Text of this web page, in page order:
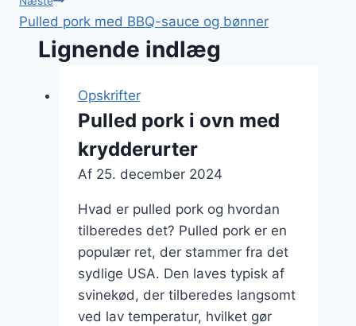
Pulled pork med BBQ-sauce og bønner
Lignende indlæg
Opskrifter
Pulled pork i ovn med
krydderurter
Af 25. december 2024
Hvad er pulled pork og hvordan
tilberedes det? Pulled pork er en
populær ret, der stammer fra det
sydlige USA. Den laves typisk af
svinekød, der tilberedes langsomt
ved lav temperatur, hvilket gør